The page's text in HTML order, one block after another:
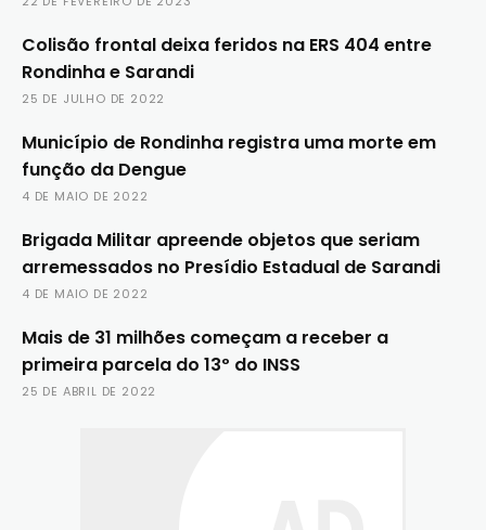
Colisão frontal deixa feridos na ERS 404 entre
Rondinha e Sarandi
25 DE JULHO DE 2022
Município de Rondinha registra uma morte em
função da Dengue
4 DE MAIO DE 2022
Brigada Militar apreende objetos que seriam
arremessados no Presídio Estadual de Sarandi
4 DE MAIO DE 2022
Mais de 31 milhões começam a receber a
primeira parcela do 13º do INSS
25 DE ABRIL DE 2022